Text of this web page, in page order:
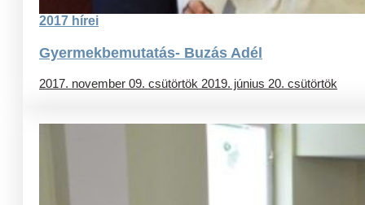
2017 hírei
Gyermekbemutatás- Buzás Adél
2017. november 09. csütörtök 2019. június 20. csütörtök